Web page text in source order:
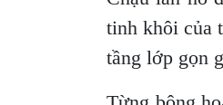
tinh khôi của
tầng lớp gọn